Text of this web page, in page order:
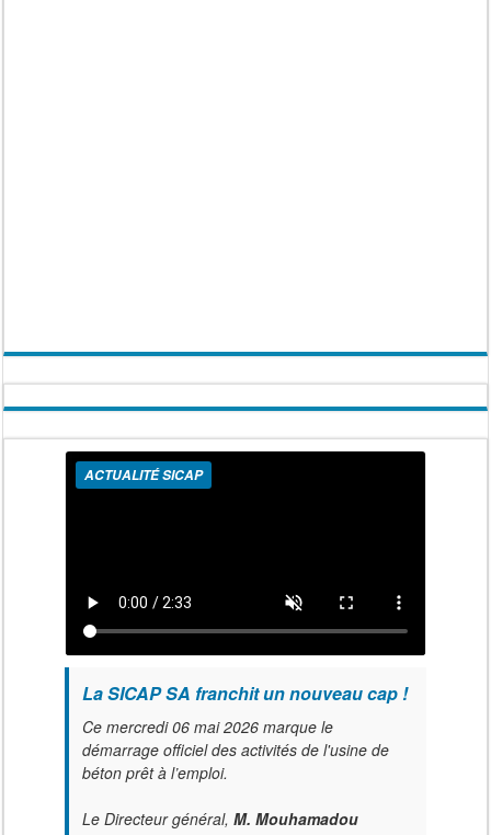
ACTUALITÉ SICAP
La SICAP SA franchit un nouveau cap !
Ce mercredi 06 mai 2026 marque le
démarrage officiel des activités de l'usine de
béton prêt à l’emploi.
Le Directeur général, M. Mouhamadou